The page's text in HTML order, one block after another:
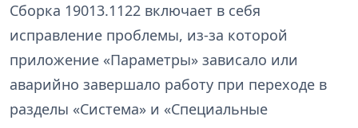
Сборка 19013.1122 включает в себя
исправление проблемы, из-за которой
приложение «Параметры» зависало или
аварийно завершало работу при переходе в
разделы «Система» и «Специальные